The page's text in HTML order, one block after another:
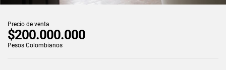
Precio de venta
$200.000.000
Pesos Colombianos